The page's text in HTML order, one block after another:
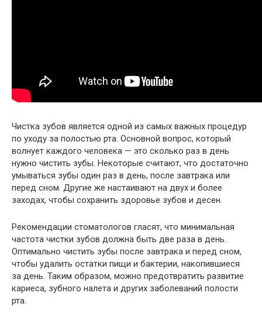
Чистка зубов является одной из самых важных процедур
по уходу за полостью рта. Основной вопрос, который
волнует каждого человека — это сколько раз в день
нужно чистить зубы. Некоторые считают, что достаточно
умываться зубы один раз в день, после завтрака или
перед сном. Другие же настаивают на двух и более
заходах, чтобы сохранить здоровье зубов и десен.
Рекомендации стоматологов гласят, что минимальная
частота чистки зубов должна быть две раза в день.
Оптимально чистить зубы после завтрака и перед сном,
чтобы удалить остатки пищи и бактерии, накопившиеся
за день. Таким образом, можно предотвратить развитие
кариеса, зубного налета и других заболеваний полости
рта.